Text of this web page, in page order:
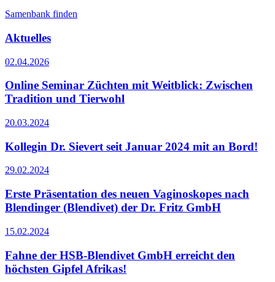
Samenbank finden
Aktuelles
02.04.2026
Online Seminar Züchten mit Weitblick: Zwischen
Tradition und Tierwohl
20.03.2024
Kollegin Dr. Sievert seit Januar 2024 mit an Bord!
29.02.2024
Erste Präsentation des neuen Vaginoskopes nach
Blendinger (Blendivet) der Dr. Fritz GmbH
15.02.2024
Fahne der HSB-Blendivet GmbH erreicht den
höchsten Gipfel Afrikas!